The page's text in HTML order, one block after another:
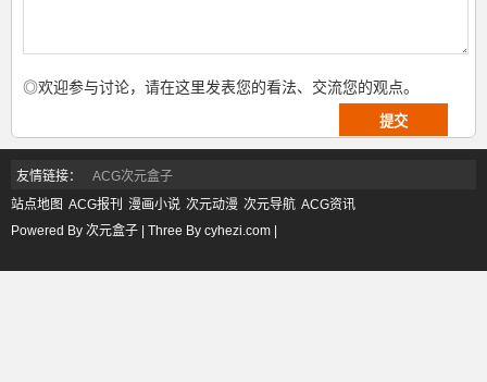
◎欢迎参与讨论，请在这里发表您的看法、交流您的观点。
友情链接：
ACG次元盒子
站点地图 ACG报刊 漫画小说 次元动漫 次元导航 ACG资讯
Powered By 次元盒子 | Three By cyhezi.com |